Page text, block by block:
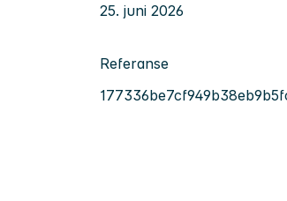
25. juni 2026
Referanse